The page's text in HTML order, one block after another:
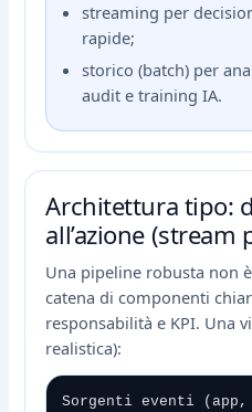
streaming per
rapide;
storico (batch) per
audit e training IA.
Architettura tipo:
all’azione (stream
Una pipeline robusta non
catena di componenti
responsabilità e KPI. Una
realistica):
Sorgenti eventi (app,